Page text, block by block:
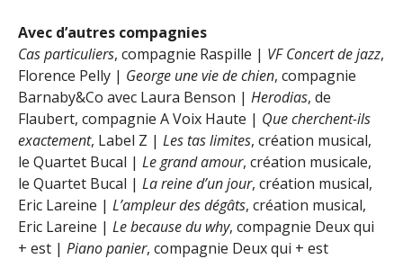
Avec d’autres compagnies
Cas particuliers, compagnie Raspille | VF Concert de jazz,
Florence Pelly | George une vie de chien, compagnie
Barnaby&Co avec Laura Benson | Herodias, de
Flaubert, compagnie A Voix Haute | Que cherchent-ils
exactement, Label Z | Les tas limites, création musical,
le Quartet Bucal | Le grand amour, création musicale,
le Quartet Bucal | La reine d’un jour, création musical,
Eric Lareine | L’ampleur des dégâts, création musical,
Eric Lareine | Le because du why, compagnie Deux qui
+ est | Piano panier, compagnie Deux qui + est